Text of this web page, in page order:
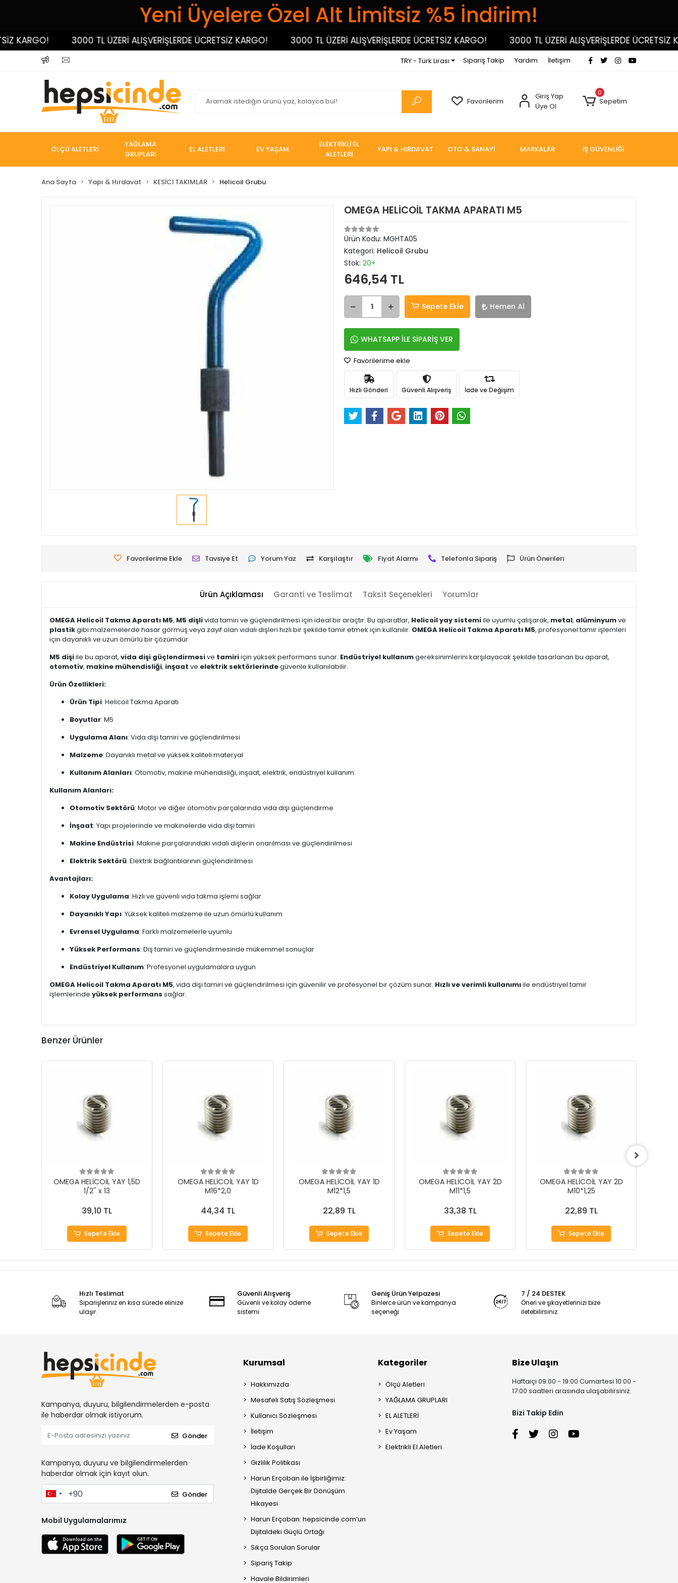
Yeni Üyelere Özel Alt Limitsiz %5 İndirim!
3000 TL ÜZERİ ALIŞVERİŞLERDE ÜCRETSİZ KARGO! 3000 TL ÜZERİ ALIŞVERİŞLERDE ÜCRETSİZ KARGO! 3000 TL ÜZERİ ALIŞVERİŞLERDE ÜCRETSİZ
TRY - Türk Lirası Sipariş Takip Yardım İletişim
Favorilerim
Giriş Yap
Üye Ol
0
Sepetim
ÖLÇÜ ALETLERİ
YAĞLAMA
GRUPLARI
EL ALETLERİ EV YAŞAM
ELEKTRİKLİ EL
ALETLERİ
YAPI & HIRDAVAT OTO & SANAYİ MARKALAR İŞ GÜVENLİĞİ
Ana Sayfa Yapı & Hırdavat KESİCİ TAKIMLAR Helicoil Grubu
OMEGA HELİCOİL TAKMA APARATI M5
Ürün Kodu: MGHTA05
Kategori: Helicoil Grubu
Stok: 20+
646,54 TL
Sepete Ekle Hemen Al
WHATSAPP İLE SİPARİŞ VER
Favorilerime ekle
Hızlı Gönderi Güvenli Alışveriş İade ve Değişim
Favorilerime Ekle Tavsiye Et Yorum Yaz Karşılaştır Fiyat Alarmı Telefonla Sipariş Ürün Önerileri
Ürün Açıklaması Garanti ve Teslimat Taksit Seçenekleri Yorumlar
OMEGA Helicoil Takma Aparatı M5, M5 dişlivida tamiri ve güçlendirilmesi için ideal bir araçtır. Bu aparatlar, Helicoil yay sistemiile uyumlu çalışarak, metal, alüminyumve
plastikgibi malzemelerde hasar görmüş veya zayıf olan vidalı dişleri hızlı bir şekilde tamir etmek için kullanılır. OMEGA Helicoil Takma Aparatı M5, profesyonel tamir işlemleri
için dayanıklı ve uzun ömürlü bir çözümdür.
M5 dişiile bu aparat, vida dişi güçlendirmesive tamiriiçin yüksek performans sunar. Endüstriyel kullanımgereksinimlerini karşılayacak şekilde tasarlanan bu aparat,
otomotiv, makine mühendisliği, inşaat ve elektrik sektörlerindegüvenle kullanılabilir.
Ürün Özellikleri:
Ürün Tipi: Helicoil Takma Aparatı
Boyutlar: M5
Uygulama Alanı: Vida dişi tamiri ve güçlendirilmesi
Malzeme: Dayanıklı metal ve yüksek kaliteli materyal
Kullanım Alanları: Otomotiv, makine mühendisliği, inşaat, elektrik, endüstriyel kullanım
Kullanım Alanları:
Otomotiv Sektörü: Motor ve diğer otomotiv parçalarında vida dişi güçlendirme
İnşaat: Yapı projelerinde ve makinelerde vida dişi tamiri
Makine Endüstrisi: Makine parçalarındaki vidalı dişlerin onarılması ve güçlendirilmesi
Elektrik Sektörü: Elektrik bağlantılarının güçlendirilmesi
Avantajları:
Kolay Uygulama: Hızlı ve güvenli vida takma işlemi sağlar
Dayanıklı Yapı: Yüksek kaliteli malzeme ile uzun ömürlü kullanım
Evrensel Uygulama: Farklı malzemelerle uyumlu
Yüksek Performans: Diş tamiri ve güçlendirmesinde mükemmel sonuçlar
Endüstriyel Kullanım: Profesyonel uygulamalara uygun
OMEGA Helicoil Takma Aparatı M5, vida dişi tamiri ve güçlendirilmesi için güvenilir ve profesyonel bir çözüm sunar. Hızlı ve verimli kullanımıile endüstriyel tamir
işlemlerinde yüksek performans sağlar.
Benzer Ürünler
OMEGA HELİCOİL YAY 1,5D
1/2'' x 13
39,10 TL
Sepete Ekle
OMEGA HELİCOİL YAY 1D
M16*2,0
44,34 TL
Sepete Ekle
OMEGA HELİCOİL YAY 1D
M12*1,5
22,89 TL
Sepete Ekle
OMEGA HELİCOİL YAY 2D
M11*1,5
33,38 TL
Sepete Ekle
OMEGA HELİCOİL YAY 2D
M10*1,25
22,89 TL
Sepete Ekle
Hızlı Teslimat
Siparişleriniz en kısa sürede elinize
ulaşır.
Güvenli Alışveriş
Güvenli ve kolay ödeme
sistemi
Geniş Ürün Yelpazesi
Binlerce ürün ve kampanya
seçeneği
7 / 24 DESTEK
Öneri ve şikayetlerinizi bize
iletebilirsiniz.
Kampanya, duyuru, bilgilendirmelerden e-posta
ile haberdar olmak istiyorum.
Gönder
Kampanya, duyuru ve bilgilendirmelerden
haberdar olmak için kayıt olun.
Gönder
Mobil Uygulamalarımız
Kurumsal
Hakkımızda
Mesafeli Satış Sözleşmesi
Kullanıcı Sözleşmesi
İletişim
İade Koşulları
Gizlilik Politikası
Harun Erçoban ile İşbirliğimiz:
Dijitalde Gerçek Bir Dönüşüm
Hikayesi
Harun Erçoban: hepsicinde.com’un
Dijitaldeki Güçlü Ortağı
Sıkça Sorulan Sorular
Sipariş Takip
Havale Bildirimleri
Kategoriler
Ölçü Aletleri
YAĞLAMA GRUPLARI
EL ALETLERİ
Ev Yaşam
Elektrikli El Aletleri
Bize Ulaşın
Haftaiçi 09:00 - 19:00 Cumartesi 10:00 -
17:00 saatleri arasında ulaşabilirsiniz.
Bizi Takip Edin